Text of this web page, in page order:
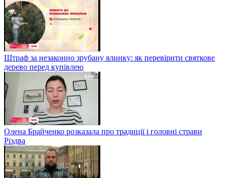
Штраф за незаконно зрубану ялинку: як перевірити святкове
дерево перед купівлею
Олена Брайченко розказала про традиції і головні страви
Різдва